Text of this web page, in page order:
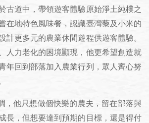
古道中，帶領遊客體驗原始淨土純樸之
在地特色風味餐，認識臺灣藜及小米的
計更多元的農業休閒遊程供遊客體驗。
人力老化的困境顯現，他更希望創造就
年回到部落加入農業行列，眾人齊心努
他只想做個快樂的農夫，留在部落與
長，但想要達到預期的目標，還是得付